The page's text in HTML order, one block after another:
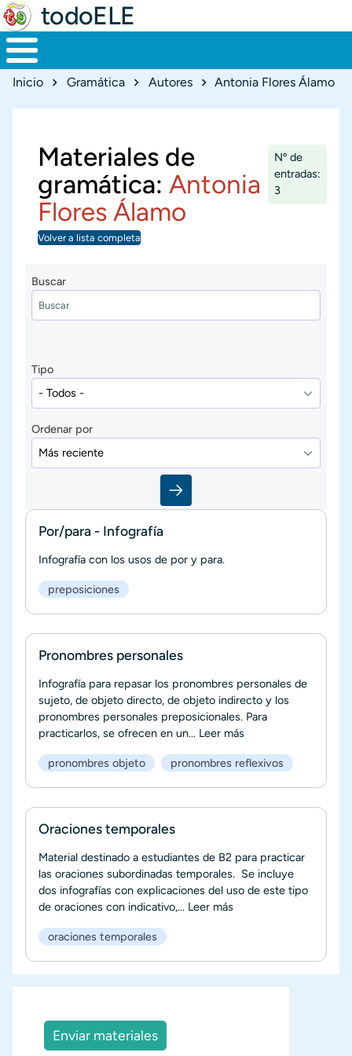
todoELE
Ruta de navegación
Inicio Gramática Autores Antonia Flores Álamo
Materiales de
gramática: Antonia
Flores Álamo
Nº de
entradas:
3
Volver a lista completa
Buscar
Tipo
Ordenar por
Por/para - Infografía
Infografía con los usos de por y para.
preposiciones
Pronombres personales
Infografía para repasar los pronombres personales de
sujeto, de objeto directo, de objeto indirecto y los
pronombres personales preposicionales. Para
practicarlos, se ofrecen en un... Leer más
pronombres objeto pronombres reflexivos
Oraciones temporales
Material destinado a estudiantes de B2 para practicar
las oraciones subordinadas temporales. Se incluye
dos infografías con explicaciones del uso de este tipo
de oraciones con indicativo,... Leer más
oraciones temporales
Enviar materiales